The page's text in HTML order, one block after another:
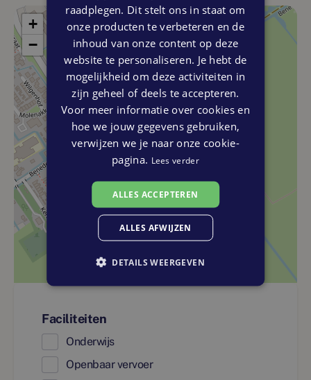
+
−
Faciliteiten
Onderwijs
Openbaar vervoer
raadplegen. Dit stelt ons in staat om
onze producten te verbeteren en de
inhoud van onze content op deze
website te personaliseren. Je hebt de
mogelijkheid om deze activiteiten in
zijn geheel of deels te accepteren.
Voor meer informatie over cookies en
hoe we jouw gegevens gebruiken,
verwijzen we je naar onze cookie-
pagina. Lees verder
ALLES ACCEPTEREN
ALLES AFWIJZEN
DETAILS WEERGEVEN